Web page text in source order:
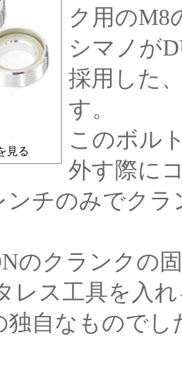
見る
ク用のM8
シマノが
採用した
す。
このボル
外す際に
ンチのみでク
のクランクの
レス工具を入
独自なもので